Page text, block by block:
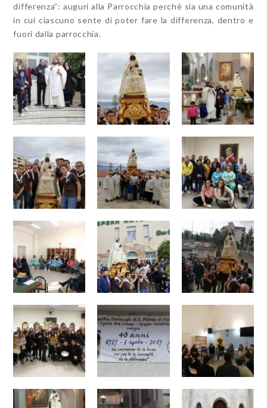
differenza”: auguri alla Parrocchia perché sia una comunità
in cui ciascuno sente di poter fare la differenza, dentro e
fuori dalla parrocchia.